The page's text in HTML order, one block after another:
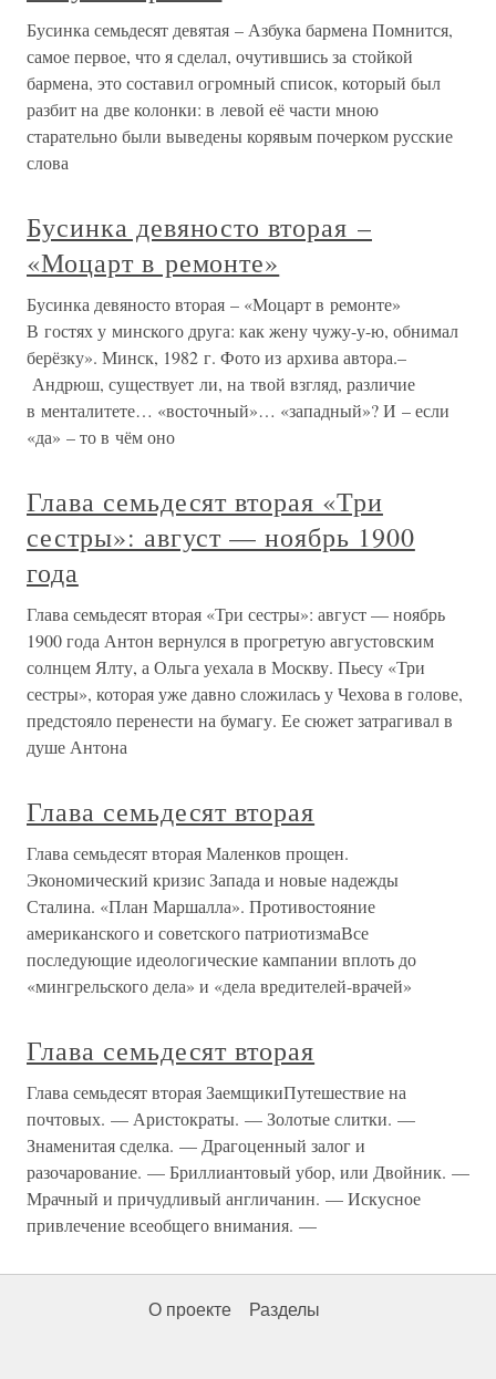
Бусинка семьдесят девятая – Азбука бармена Помнится,
самое первое, что я сделал, очутившись за стойкой
бармена, это составил огромный список, который был
разбит на две колонки: в левой её части мною
старательно были выведены корявым почерком русские
слова
Бусинка девяносто вторая –
«Моцарт в ремонте»
Бусинка девяносто вторая – «Моцарт в ремонте»
В гостях у минского друга: как жену чужу-у-ю, обнимал
берёзку». Минск, 1982 г. Фото из архива автора.–
Андрюш, существует ли, на твой взгляд, различие
в менталитете… «восточный»… «западный»? И – если
«да» – то в чём оно
Глава семьдесят вторая «Три
сестры»: август — ноябрь 1900
года
Глава семьдесят вторая «Три сестры»: август — ноябрь
1900 года Антон вернулся в прогретую августовским
солнцем Ялту, а Ольга уехала в Москву. Пьесу «Три
сестры», которая уже давно сложилась у Чехова в голове,
предстояло перенести на бумагу. Ее сюжет затрагивал в
душе Антона
Глава семьдесят вторая
Глава семьдесят вторая Маленков прощен.
Экономический кризис Запада и новые надежды
Сталина. «План Маршалла». Противостояние
американского и советского патриотизмаВсе
последующие идеологические кампании вплоть до
«мингрельского дела» и «дела вредителей-врачей»
Глава семьдесят вторая
Глава семьдесят вторая ЗаемщикиПутешествие на
почтовых. — Аристократы. — Золотые слитки. —
Знаменитая сделка. — Драгоценный залог и
разочарование. — Бриллиантовый убор, или Двойник. —
Мрачный и причудливый англичанин. — Искусное
привлечение всеобщего внимания. —
О проекте Разделы